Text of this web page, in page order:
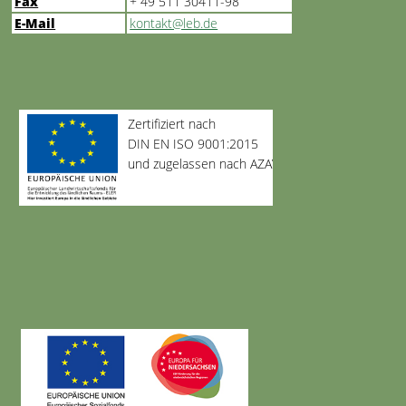
E-Mail
kontakt@leb.de
Zertifiziert nach
DIN EN ISO 9001:2015
und zugelassen nach AZAV